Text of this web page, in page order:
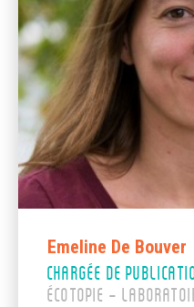
Emeline De Bouver
CHARGÉE DE
ÉCOTOPIE –